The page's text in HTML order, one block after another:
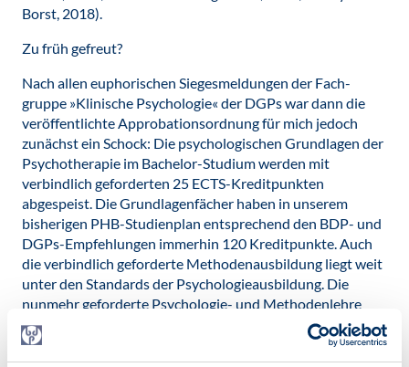
Borst, 2018).
Zu früh gefreut?
Nach allen euphorischen Siegesmeldungen der Fach-
gruppe »Klinische Psychologie« der DGPs war dann die
veröffentlichte Approbationsordnung für mich jedoch
zunächst ein Schock: Die psychologischen Grundlagen der
Psychotherapie im Bachelor-Studium werden mit
verbindlich geforderten 25 ECTS-Kreditpunkten
abgespeist. Die Grundlagenfächer haben in unserem
bisherigen PHB-Studienplan entsprechend den BDP- und
DGPs-Empfehlungen immerhin 120 Kreditpunkte. Auch
die verbindlich geforderte Methodenausbildung liegt weit
unter den Standards der Psychologieausbildung. Die
nunmehr geforderte Psychologie- und Methodenlehre
würden wohl auch (in einem polyvalenten Studium?)
medizinische, sozial- oder erziehungswissenschaftliche